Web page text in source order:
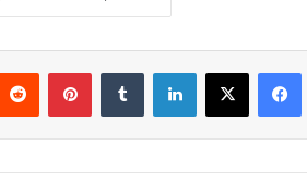
فيسبوك لينكدإن بينتيريست